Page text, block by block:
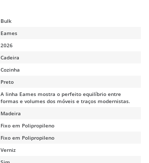
Bulk
Eames
2026
Cadeira
Cozinha
Preto
A linha Eames mostra o perfeito equilíbrio entre
formas e volumes dos móveis e traços modernistas.
Madeira
Fixo em Polipropileno
Fixo em Polipropileno
Verniz